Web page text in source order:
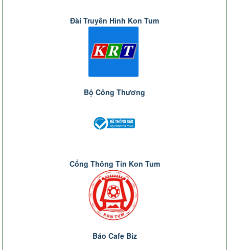
Đài Truyền Hình Kon Tum
Bộ Công Thương
Cổng Thông Tin Kon Tum
Báo Cafe Biz